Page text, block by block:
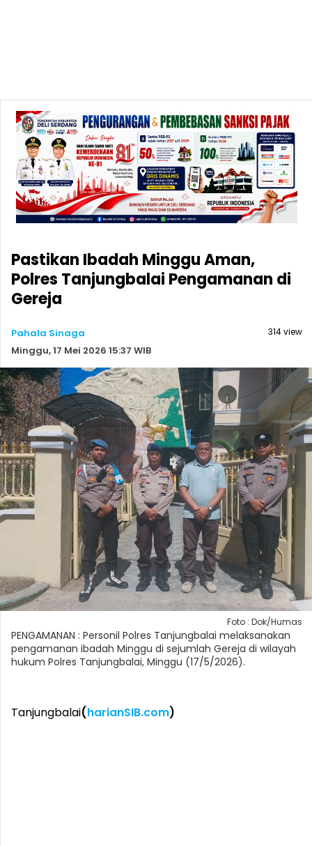
Pastikan Ibadah Minggu Aman,
Polres Tanjungbalai Pengamanan di
Gereja
Pahala Sinaga
Minggu, 17 Mei 2026 15:37 WIB
314 view
Foto : Dok/Humas
PENGAMANAN : Personil Polres Tanjungbalai melaksanakan
pengamanan ibadah Minggu di sejumlah Gereja di wilayah
hukum Polres Tanjungbalai, Minggu (17/5/2026).
Tanjungbalai(harianSIB.com)